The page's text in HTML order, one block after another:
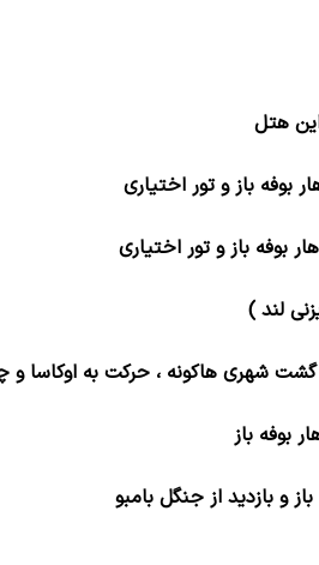
هتل
باز و تور اختیاری
بوفه باز و تور اختیاری
لند )
شهری هاکونه ، حرکت به اوکاسا و
بوفه باز
و بازدید از جنگل بامبو